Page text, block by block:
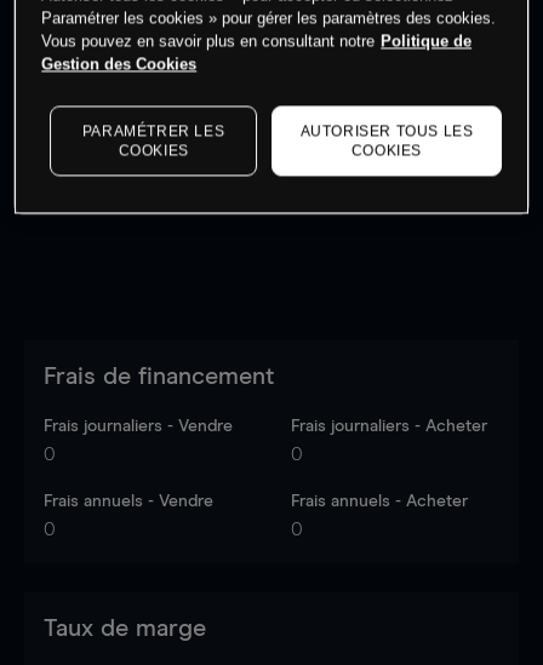
Les prix sont indicatifs.Connectez-vouspour voir les
dernières données du marché.Log into see latest
Frais de financement
Frais journaliers - Vendre
0
Frais journaliers - Acheter
0
Frais annuels - Vendre
0
Frais annuels - Acheter
0
Taux de marge
Paramétrer les cookies » pour gérer les paramètres des cookies.
Vous pouvez en savoir plus en consultant notre Politique de
Gestion des Cookies
PARAMÉTRER LES
COOKIES
AUTORISER TOUS LES
COOKIES